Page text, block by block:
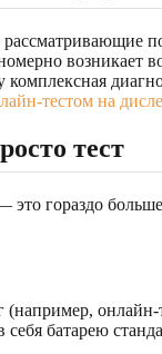
возникает
комплексная
тестом на
тест
это гораздо
(например,
батарею